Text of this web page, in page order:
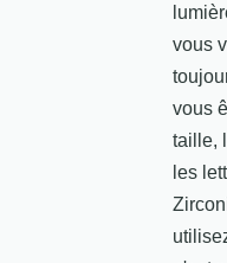
vous
vous
taille,
les